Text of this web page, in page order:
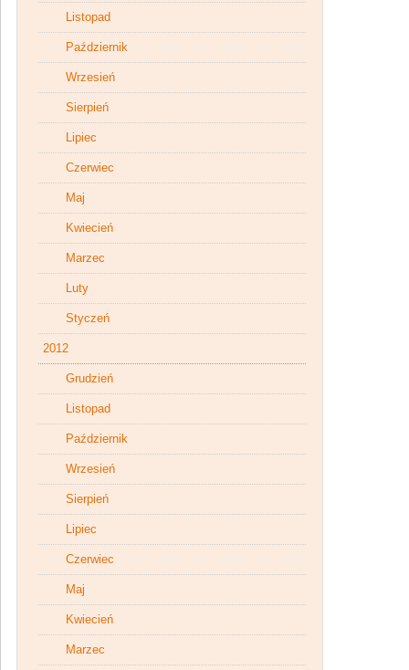
Listopad
Październik
Wrzesień
Sierpień
Lipiec
Czerwiec
Maj
Kwiecień
Marzec
Luty
Styczeń
2012
Grudzień
Listopad
Październik
Wrzesień
Sierpień
Lipiec
Czerwiec
Maj
Kwiecień
Marzec